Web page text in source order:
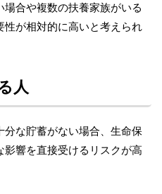
合や複数の扶養家族がいる
が相対的に高いと考えられ
人
な貯蓄がない場合、生命保
響を直接受けるリスクが高